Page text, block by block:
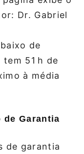
Dr. Gabriel
de
51 h de
à média
de Garantia
de garantia